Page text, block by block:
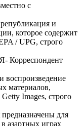
с
и
которое содержит
/ UPG, строго
Корреспондент
воспроизведение
материалов,
Images, строго
для
азартных играх